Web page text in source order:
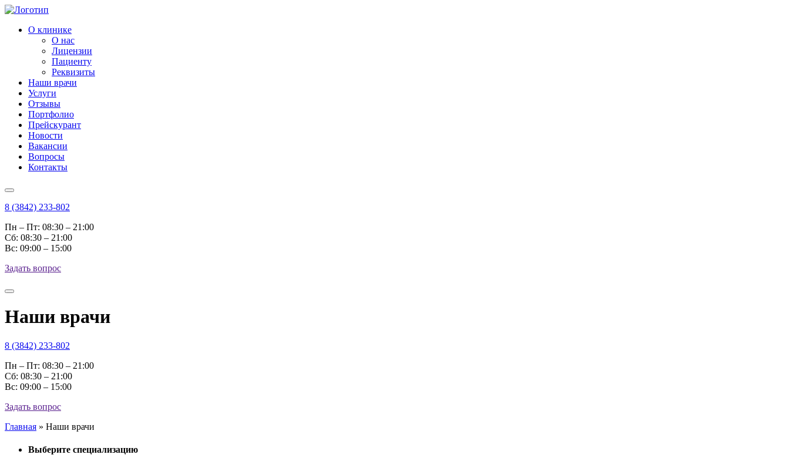
О клинике
О нас
Лицензии
Пациенту
Реквизиты
Наши врачи
Услуги
Отзывы
Портфолио
Прейскурант
Новости
Вакансии
Вопросы
Контакты
8 (3842) 233-802
Пн – Пт: 08:30 – 21:00
Cб: 08:30 – 21:00
Вс: 09:00 – 15:00
Задать вопрос
Наши врачи
8 (3842) 233-802
Пн – Пт: 08:30 – 21:00
Cб: 08:30 – 21:00
Вс: 09:00 – 15:00
Задать вопрос
Главная » Наши врачи
Выберите специализацию